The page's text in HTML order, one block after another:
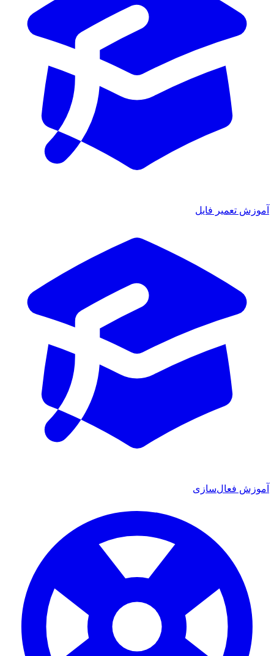
آموزش تعمیر فایل
آموزش فعال‌سازی